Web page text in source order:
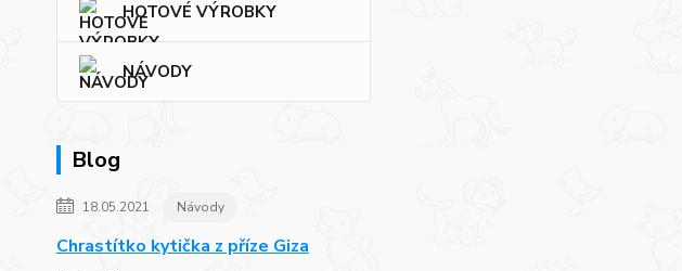
HOTOVÉ VÝROBKY
NÁVODY
Blog
18.05.2021 Návody
Chrastítko kytička z příze Giza